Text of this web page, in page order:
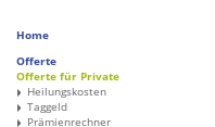
Home
Offerte
Offerte für Private
Heilungskosten
Taggeld
Prämienrechner